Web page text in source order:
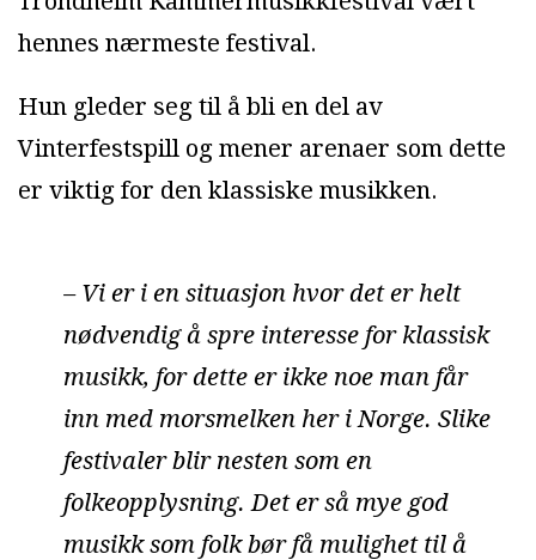
hennes nærmeste festival.
Hun gleder seg til å bli en del av
Vinterfestspill og mener arenaer som dette
er viktig for den klassiske musikken.
– Vi er i en situasjon hvor det er helt
nødvendig å spre interesse for klassisk
musikk, for dette er ikke noe man får
inn med morsmelken her i Norge. Slike
festivaler blir nesten som en
folkeopplysning. Det er så mye god
musikk som folk bør få mulighet til å